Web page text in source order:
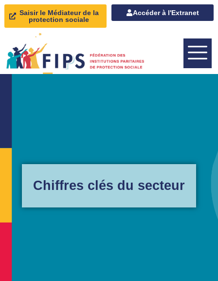
Saisir le Médiateur de la
protection sociale
Accéder à l'Extranet
Chiffres clés du secteur